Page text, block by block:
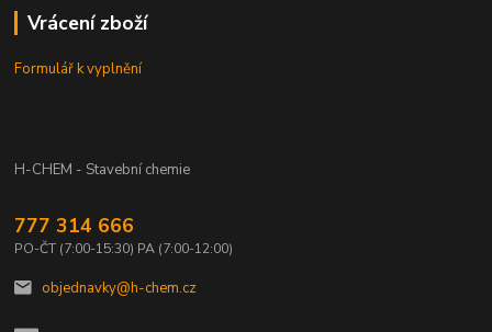
Vrácení zboží
Formulář k vyplnění
H-CHEM - Stavební chemie
777 314 666
PO-ČT (7:00-15:30) PA (7:00-12:00)
objednavky@h-chem.cz